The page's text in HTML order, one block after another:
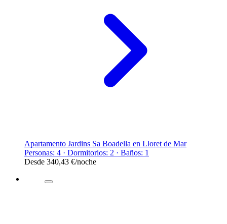
Apartamento Jardins Sa Boadella en Lloret de Mar
Personas: 4 · Dormitorios: 2 · Baños: 1
Desde 340,43 €/noche